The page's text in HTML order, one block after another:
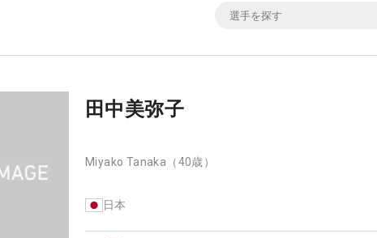
田中美弥子
Miyako Tanaka （40歳）
日本